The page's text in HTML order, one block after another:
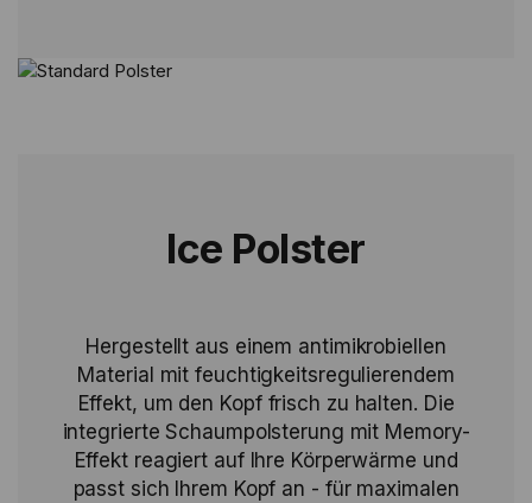
Ice Polster
Hergestellt aus einem antimikrobiellen
Material mit feuchtigkeitsregulierendem
Effekt, um den Kopf frisch zu halten. Die
integrierte Schaumpolsterung mit Memory-
Effekt reagiert auf Ihre Körperwärme und
passt sich Ihrem Kopf an - für maximalen